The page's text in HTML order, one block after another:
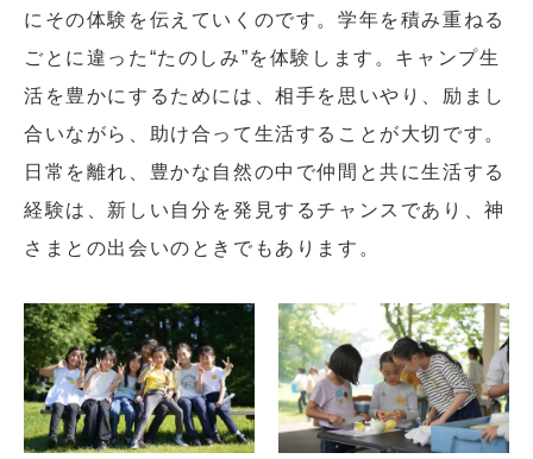
閉じる
にその体験を伝えていくのです。学年を積み重ねる
ごとに違った“たのしみ”を体験します。キャンプ生
活を豊かにするためには、相手を思いやり、励まし
合いながら、助け合って生活することが大切です。
日常を離れ、豊かな自然の中で仲間と共に生活する
経験は、新しい自分を発見するチャンスであり、神
さまとの出会いのときでもあります。